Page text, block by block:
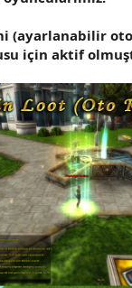
(ayarlanabilir
için aktif